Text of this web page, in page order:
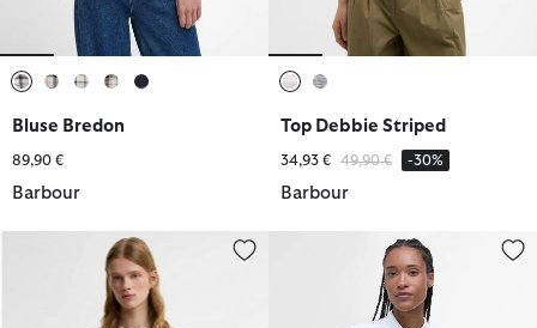
Bluse Bredon
89,90 €
Barbour
Top Debbie Striped
34,93 € Reduziert von
49,90 €bis-30%
Barbour
Barbour FARM Rio T-Shirt Wild Flower Oversized Graphic
Poloshirt Bowford